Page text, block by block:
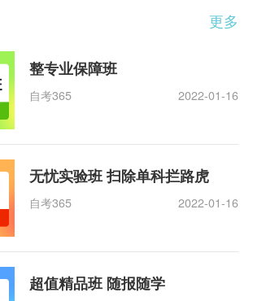
更多
整专业保障班
自考365 2022-01-16
无忧实验班 扫除单科拦路虎
自考365 2022-01-16
超值精品班 随报随学